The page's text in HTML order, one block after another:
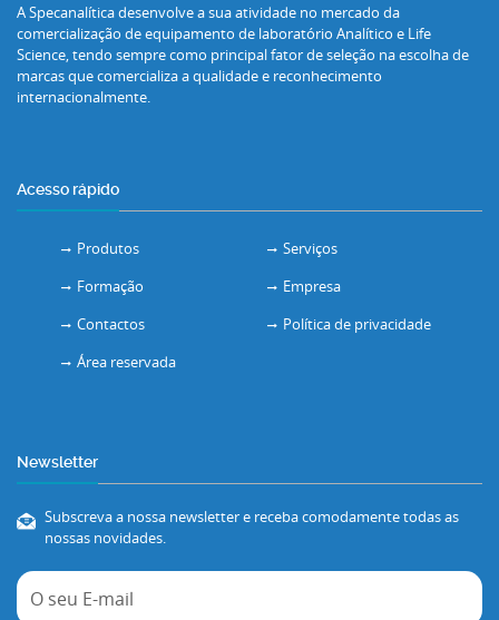
A Specanalítica desenvolve a sua atividade no mercado da
comercialização de equipamento de laboratório Analítico e Life
Science, tendo sempre como principal fator de seleção na escolha de
marcas que comercializa a qualidade e reconhecimento
internacionalmente.
Acesso rápido
Produtos
Serviços
Formação
Empresa
Contactos
Política de privacidade
Área reservada
Newsletter
Subscreva a nossa newsletter e receba comodamente todas as
nossas novidades.